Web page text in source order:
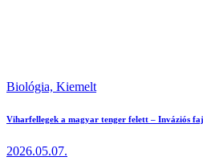
Biológia, Kiemelt
Viharfellegek a magyar tenger felett – Inváziós
2026.05.07.